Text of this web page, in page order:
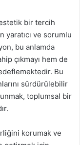
bir tercih
yaratıcı ve sorumlu
bu anlamda
çıkmayı hem de
Bu
sürdürülebilir
toplumsal bir
korumak ve